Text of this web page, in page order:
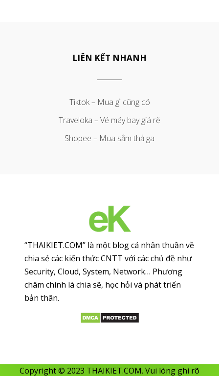
LIÊN KẾT NHANH
Tiktok – Mua gì cũng có
Traveloka – Vé máy bay giá rẽ
Shopee – Mua sắm thả ga
“THAIKIET.COM” là một blog cá nhân thuần về
chia sẻ các kiến thức CNTT với các chủ đề như
Security, Cloud, System, Network… Phương
châm chính là chia sẽ, học hỏi và phát triển
bản thân.
Copyright © 2023 THAIKIET.COM. Vui lòng ghi rõ